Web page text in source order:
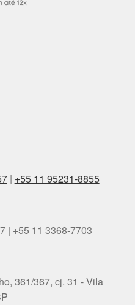
| +55 11 95231-8855
| +55 11 3368-7703
361/367, cj. 31 - Vila